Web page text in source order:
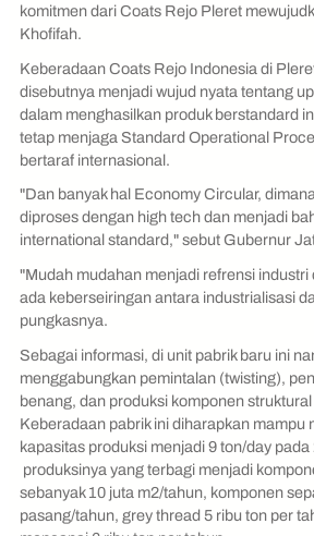
komitmen dari Coats Rejo Pleret
Khofifah.
Keberadaan Coats Rejo Indonesia di
disebutnya menjadi wujud nyata tentang
dalam menghasilkan produk berstandard
tetap menjaga Standard Operational
bertaraf internasional.
"Dan banyak hal Economy Circular,
diproses dengan high tech dan menjadi
international standard," sebut Gubernur
"Mudah mudahan menjadi refrensi industri
ada keberseiringan antara industrialisasi
pungkasnya.
Sebagai informasi, di unit pabrik baru ini
menggabungkan pemintalan (twisting),
benang, dan produksi komponen struktural
Keberadaan pabrik ini diharapkan mampu
kapasitas produksi menjadi 9 ton/day
produksinya yang terbagi menjadi
sebanyak 10 juta m2/tahun, komponen
pasang/tahun, grey thread 5 ribu ton per